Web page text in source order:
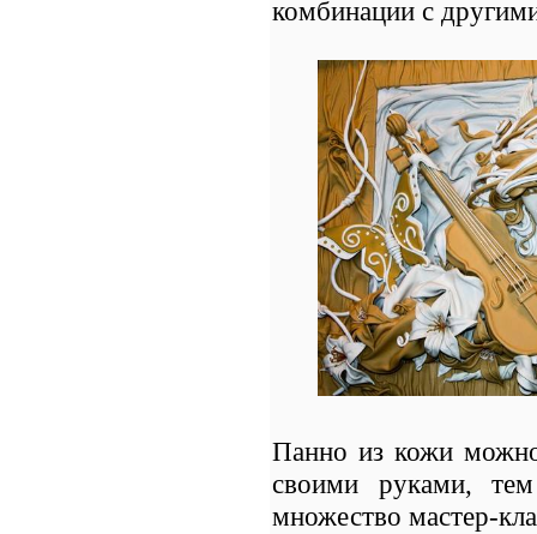
комбинации с
Панно из кожи
своими руками,
множество мастер-